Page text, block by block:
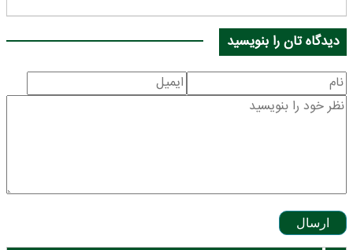
دیدگاه تان را بنویسید
ارسال